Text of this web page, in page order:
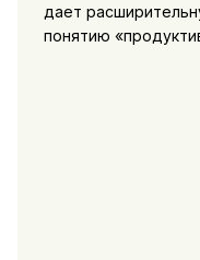
дает
понятию